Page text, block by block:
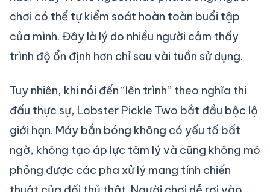
chơi có thể tự kiểm soát hoàn toàn buổi tập
của mình. Đây là lý do nhiều người cảm thấy
trình độ ổn định hơn chỉ sau vài tuần sử dụng.
Tuy nhiên, khi nói đến “lên trình” theo nghĩa thi
đấu thực sự, Lobster Pickle Two bắt đầu bộc lộ
giới hạn. Máy bắn bóng không có yếu tố bất
ngờ, không tạo áp lực tâm lý và cũng không mô
phỏng được các pha xử lý mang tính chiến